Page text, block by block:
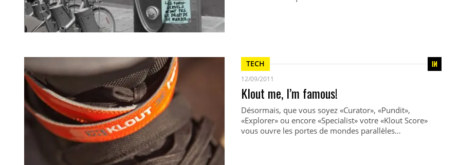
TECH
12/09/2011
Klout me, I’m famous!
Désormais, que vous soyez «Curator», «Pundit»,
«Explorer» ou encore «Specialist» votre «Klout Score»
vous ouvre les portes de mondes parallèles…